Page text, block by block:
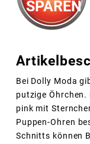
SPAREN
Bei Dolly Moda
putzige Öhrchen.
pink mit
Puppen-Ohren
Schnitts können